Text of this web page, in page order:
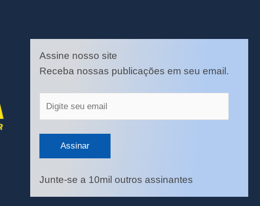
Assine nosso site
Receba nossas publicações em seu email.
seu
email
Assinar
Junte-se a 10mil outros assinantes